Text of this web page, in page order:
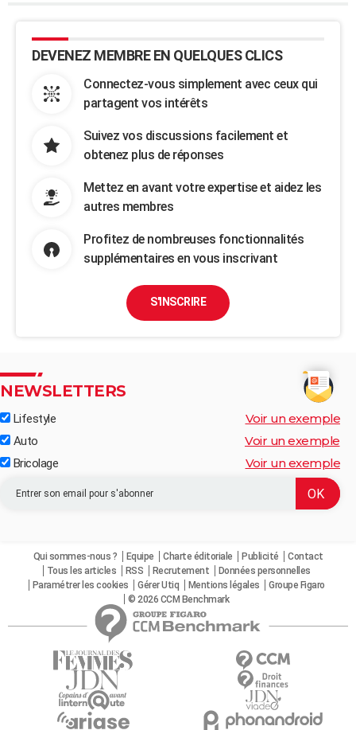
DEVENEZ MEMBRE EN QUELQUES CLICS
Connectez-vous simplement avec ceux qui
partagent vos intérêts
Suivez vos discussions facilement et
obtenez plus de réponses
Mettez en avant votre expertise et aidez les
autres membres
Profitez de nombreuses fonctionnalités
supplémentaires en vous inscrivant
S'INSCRIRE
NEWSLETTERS
Lifestyle Voir un exemple
Auto Voir un exemple
Bricolage Voir un exemple
Qui sommes-nous ? Equipe Charte éditoriale Publicité
Contact
Tous les articles
RSS Recrutement
Données personnelles
Paramétrer les cookies
Gérer Utiq Mentions légales
Groupe Figaro
© 2026 CCM Benchmark